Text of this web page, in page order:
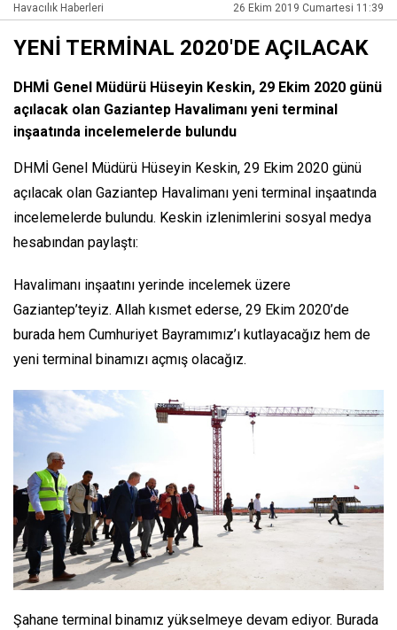
Havacılık Haberleri 26 Ekim 2019 Cumartesi 11:39
YENİ TERMİNAL 2020'DE AÇILACAK
DHMİ Genel Müdürü Hüseyin Keskin, 29 Ekim 2020 günü
açılacak olan Gaziantep Havalimanı yeni terminal
inşaatında incelemelerde bulundu
DHMİ Genel Müdürü Hüseyin Keskin, 29 Ekim 2020 günü
açılacak olan Gaziantep Havalimanı yeni terminal inşaatında
incelemelerde bulundu. Keskin izlenimlerini sosyal medya
hesabından paylaştı:
Havalimanı inşaatını yerinde incelemek üzere
Gaziantep’teyiz. Allah kısmet ederse, 29 Ekim 2020’de
burada hem Cumhuriyet Bayramımız’ı kutlayacağız hem de
yeni terminal binamızı açmış olacağız.
Şahane terminal binamız yükselmeye devam ediyor. Burada